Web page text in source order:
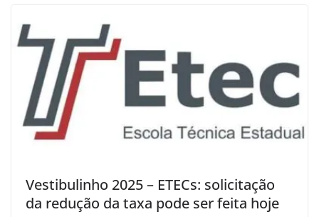
Vestibulinho 2025 – ETECs: solicitação
da redução da taxa pode ser feita hoje